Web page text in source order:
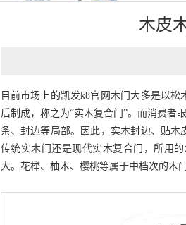
木皮
目前市场上的凯发k8官网 木门大多是以松
后制成，称之为“实木复合门”。而消费者
条、封边等局部。因此，实木封边、贴
传统实木门还是现代实木复合门，所用
大。花榉、柚木、樱桃等属于中档次的木